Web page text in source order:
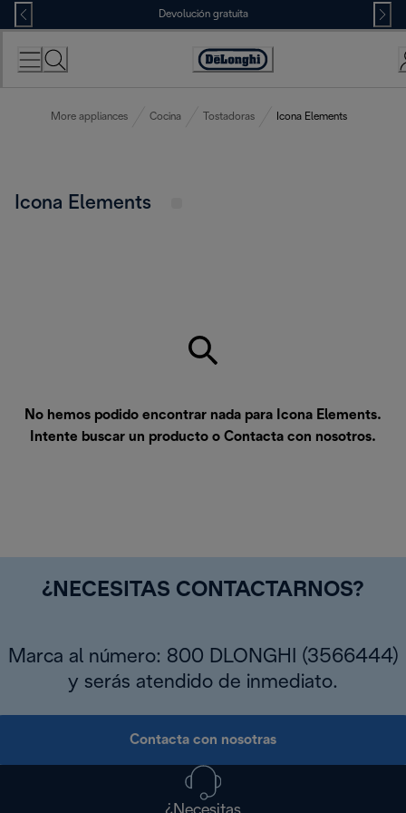
Skip
to
Content
Devolución gratuita
Accessibility
More appliances Cocina Tostadoras Icona Elements
Icona Elements
No hemos podido encontrar nada para Icona Elements.
Intente buscar un producto o Contacta con nosotros.
¿NECESITAS CONTACTARNOS?
Marca al número: 800 DLONGHI (3566444)
y serás atendido de inmediato.
Contacta con nosotras